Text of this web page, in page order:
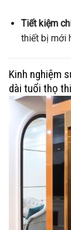
Tiết kiệm
thiết bị mới
Kinh nghiệm
dài tuổi thọ